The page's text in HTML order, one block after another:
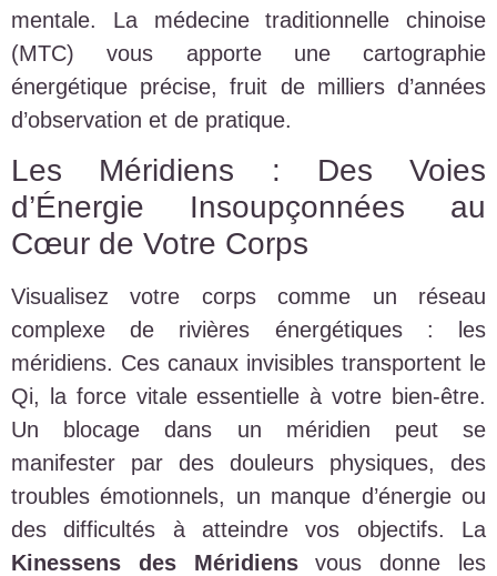
mentale. La médecine traditionnelle chinoise
(MTC) vous apporte une cartographie
énergétique précise, fruit de milliers d’années
d’observation et de pratique.
Les Méridiens : Des Voies
d’Énergie Insoupçonnées au
Cœur de Votre Corps
Visualisez votre corps comme un réseau
complexe de rivières énergétiques : les
méridiens. Ces canaux invisibles transportent le
Qi, la force vitale essentielle à votre bien-être.
Un blocage dans un méridien peut se
manifester par des douleurs physiques, des
troubles émotionnels, un manque d’énergie ou
des difficultés à atteindre vos objectifs. La
Kinessens des Méridiensvous donne les